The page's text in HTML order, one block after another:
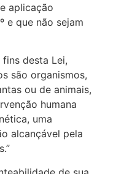
aplicação
e que não sejam
desta Lei,
são organismos,
ou de animais,
humana
uma
alcançável pela